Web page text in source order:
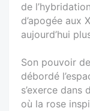
de
d’apogée aux
aujourd’hui
Son pouvoir
débordé
s’exerce
où la rose